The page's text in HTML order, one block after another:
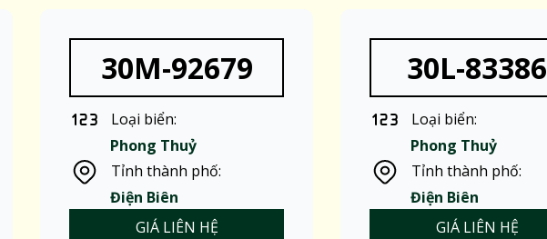
30M-92679
Loại biển:
Phong Thuỷ
Tỉnh thành phố:
Điện Biên
GIÁ LIÊN HỆ
30L-83386
Loại biển:
Phong Thuỷ
Tỉnh thành phố:
Điện Biên
GIÁ LIÊN HỆ